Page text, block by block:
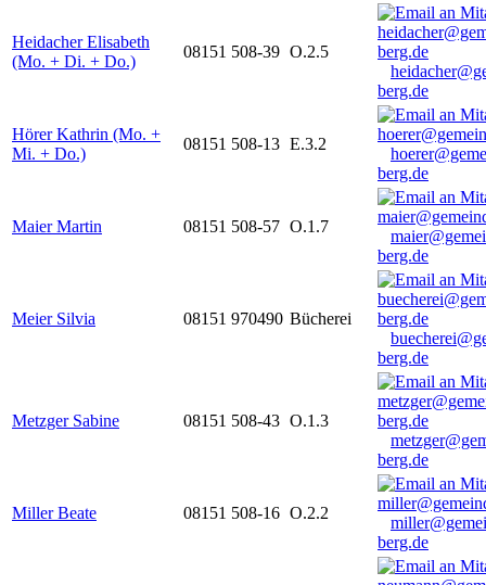
Heidacher Elisabeth
(Mo. + Di. + Do.)
08151 508-39 O.2.5
berg.de
Hörer Kathrin (Mo. +
Mi. + Do.)
08151 508-13 E.3.2
berg.de
Maier Martin 08151 508-57 O.1.7
berg.de
Meier Silvia 08151 970490 Bücherei
berg.de
Metzger Sabine 08151 508-43 O.1.3
berg.de
Miller Beate 08151 508-16 O.2.2
berg.de